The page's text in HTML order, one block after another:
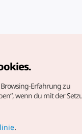
Erfahrung zu
wenn du mit der
.